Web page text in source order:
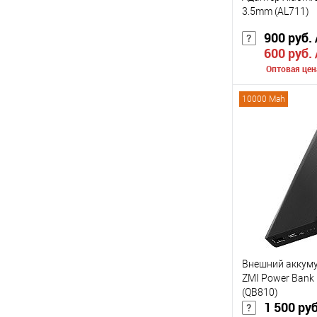
3.5mm (AL711)
900 руб.
600 руб.
Оптовая
Сообщить о
К сравнению
В избранное
10000 Mah
Внешний
ZMI Power Bank
(QB810)
1 500